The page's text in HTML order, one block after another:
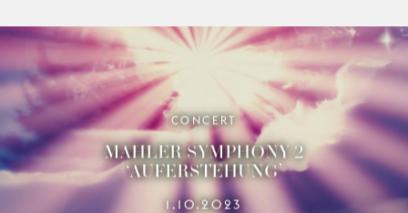
CONCERT
MAHLER SYMPHONY 2
‘AUFERSTEHUNG’
1.10.2023